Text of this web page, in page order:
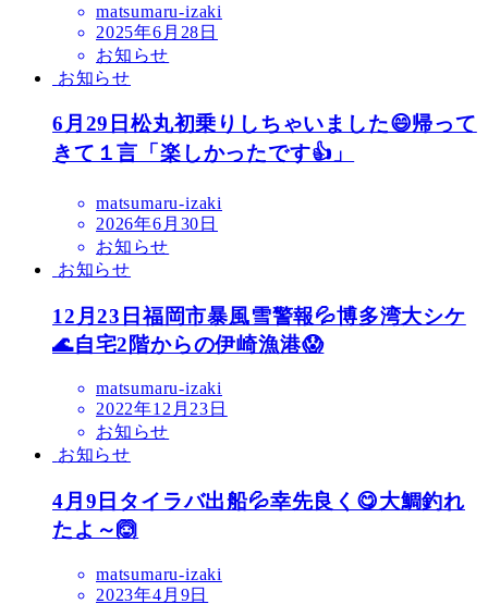
matsumaru-izaki
2025年6月28日
お知らせ
お知らせ
6月29日松丸初乗りしちゃいました😄帰って
きて１言「楽しかったです👍」
matsumaru-izaki
2026年6月30日
お知らせ
お知らせ
12月23日福岡市暴風雪警報💦博多湾大シケ
🌊自宅2階からの伊崎漁港😱
matsumaru-izaki
2022年12月23日
お知らせ
お知らせ
4月9日タイラバ出船💦幸先良く😋大鯛釣れ
たよ～🙆
matsumaru-izaki
2023年4月9日